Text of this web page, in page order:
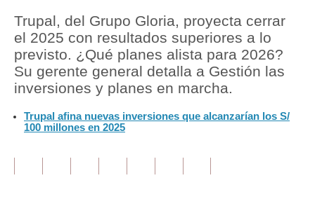
Finanzas Personales
Inmobiliarias
Plus G
Editorial
Pregunta de hoy
Trupal, del Grupo Gloria, proyecta cerrar
el 2025 con resultados superiores a lo
previsto. ¿Qué planes alista para 2026?
Su gerente general detalla a Gestión las
inversiones y planes en marcha.
Trupal afina nuevas inversiones que alcanzarían los S/
100 millones en 2025